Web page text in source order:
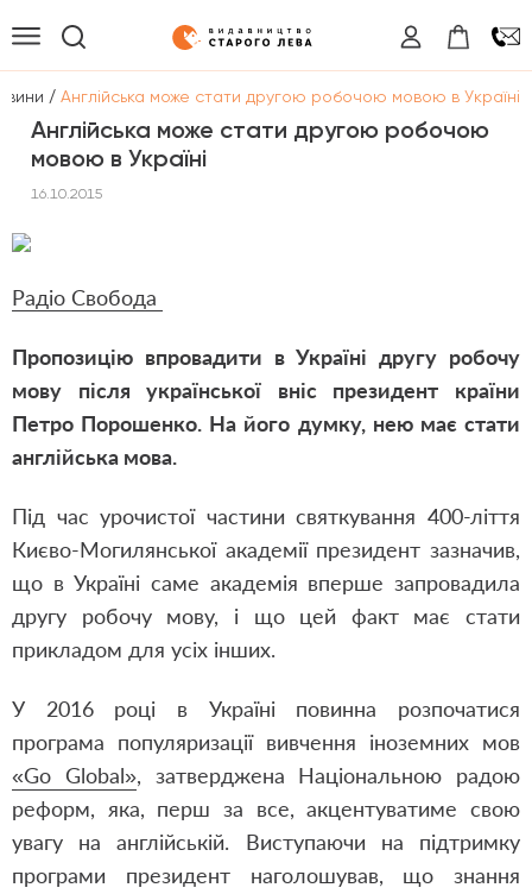
/ Англійська може стати другою робочою мовою в Україні
Англійська може стати другою робочою
мовою в Україні
16.10.2015
Радіо Свобода
Пропозицію впровадити в Україні другу робочу
мову після української вніс президент країни
Петро Порошенко. На його думку, нею має стати
англійська мова.
Під час урочистої частини святкування 400-ліття
Києво-Могилянської академії президент зазначив,
що в Україні саме академія вперше запровадила
другу робочу мову, і що цей факт має стати
прикладом для усіх інших.
У 2016 році в Україні повинна розпочатися
програма популяризації вивчення іноземних мов
«Go Global», затверджена Національною радою
реформ, яка, перш за все, акцентуватиме свою
увагу на англійській. Виступаючи на підтримку
програми президент наголошував, що знання